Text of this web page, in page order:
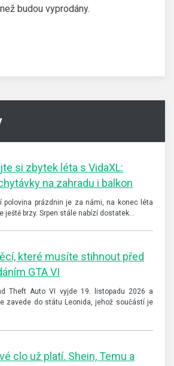
budou vyprodány.
si zbytek léta s VidaXL:
na zahradu i balkon
polovina prázdnin je za námi, na konec léta
ještě brzy. Srpen stále nabízí dostatek…
které musíte stihnout před
GTA VI
Theft Auto VI vyjde 19. listopadu 2026 a
zavede do státu Leonida, jehož součástí je
clo už platí. Shein, Temu a